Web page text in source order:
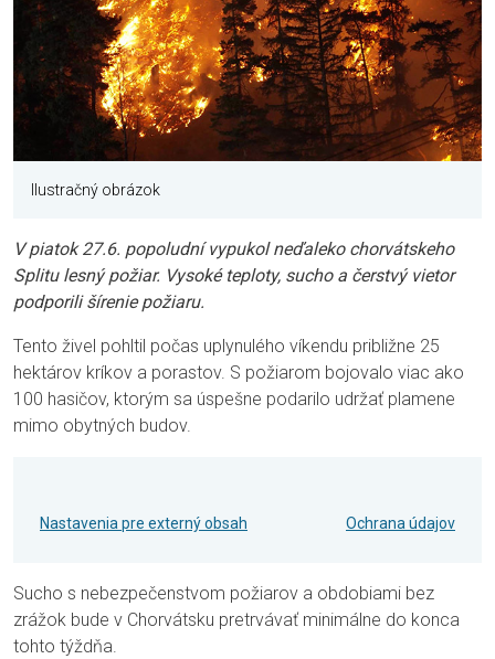
Ilustračný obrázok
V piatok 27.6. popoludní vypukol neďaleko chorvátskeho
Splitu lesný požiar. Vysoké teploty, sucho a čerstvý vietor
podporili šírenie požiaru.
Tento živel pohltil počas uplynulého víkendu približne 25
hektárov kríkov a porastov. S požiarom bojovalo viac ako
100 hasičov, ktorým sa úspešne podarilo udržať plamene
mimo obytných budov.
Nastavenia pre externý obsah Ochrana údajov
Sucho s nebezpečenstvom požiarov a obdobiami bez
zrážok bude v Chorvátsku pretrvávať minimálne do konca
tohto týždňa.